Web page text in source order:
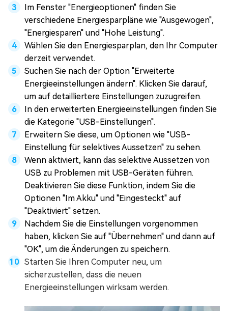
Im Fenster "Energieoptionen" finden Sie
verschiedene Energiesparpläne wie "Ausgewogen",
"Energiesparen" und "Hohe Leistung".
Wählen Sie den Energiesparplan, den Ihr Computer
derzeit verwendet.
Suchen Sie nach der Option "Erweiterte
Energieeinstellungen ändern". Klicken Sie darauf,
um auf detailliertere Einstellungen zuzugreifen.
In den erweiterten Energieeinstellungen finden Sie
die Kategorie "USB-Einstellungen".
Erweitern Sie diese, um Optionen wie "USB-
Einstellung für selektives Aussetzen" zu sehen.
Wenn aktiviert, kann das selektive Aussetzen von
USB zu Problemen mit USB-Geräten führen.
Deaktivieren Sie diese Funktion, indem Sie die
Optionen "Im Akku" und "Eingesteckt" auf
"Deaktiviert" setzen.
Nachdem Sie die Einstellungen vorgenommen
haben, klicken Sie auf "Übernehmen" und dann auf
"OK", um die Änderungen zu speichern.
Starten Sie Ihren Computer neu, um
sicherzustellen, dass die neuen
Energieeinstellungen wirksam werden.